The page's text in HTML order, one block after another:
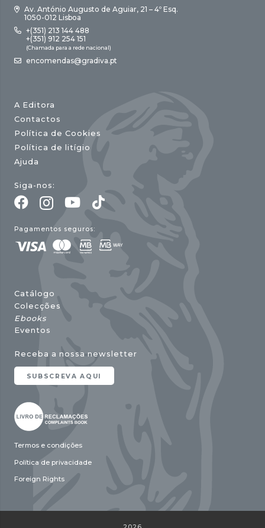
Av. António Augusto de Aguiar, 21 – 4º Esq.
1050-012 Lisboa
+(351) 213 144 488
+(351) 912 254 151
(Chamada para a rede nacional)
encomendas@gradiva.pt
A Editora
Contactos
Política de Cookies
Política de litígio
Ajuda
Siga-nos:
Pagamentos seguros:
Catálogo
Colecções
Ebooks
Eventos
Receba a nossa newsletter
SUBSCREVA AQUI
Termos e condições
Política de privacidade
Foreign Rights